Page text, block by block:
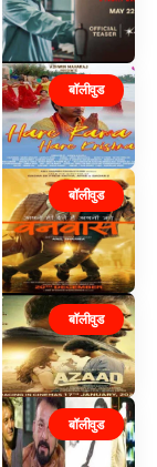
बॉलीवुड
बॉलीवुड
बॉलीवुड
बॉलीवुड